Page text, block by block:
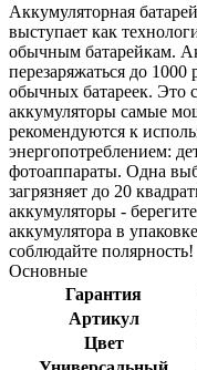
Аккумуляторная
выступает как
обычным батарейкам.
перезаряжаться до 1000
обычных батареек. Это
аккумуляторы самые
рекомендуются к
энергопотреблением:
фотоаппараты. Одна
загрязняет до 20
аккумуляторы -
аккумулятора в
соблюдайте полярность!
Основные
Гарантия
Артикул
Цвет